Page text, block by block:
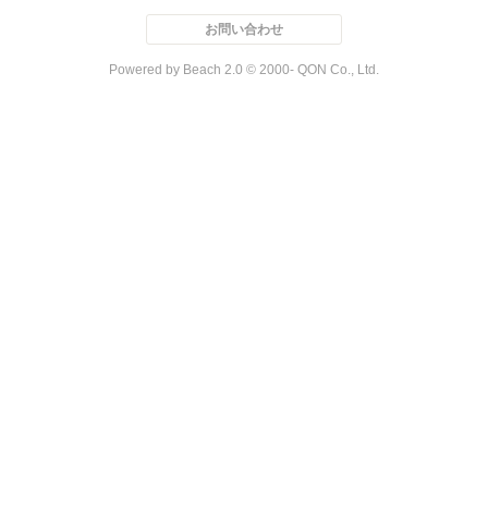
お問い合わせ
Powered by Beach 2.0 © 2000- QON Co., Ltd.